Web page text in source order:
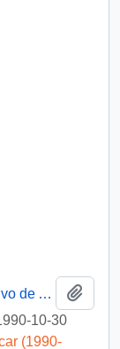
[Carta del Presidente del Comité Ejecutivo de Amnistía Internacional dirigida al Presidente Patricio Aylwin]
10-30
(1990-